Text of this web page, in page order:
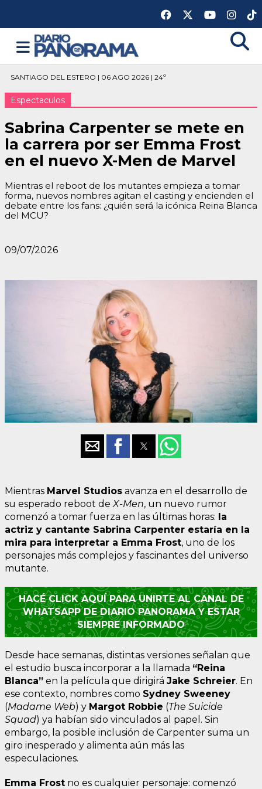
SANTIAGO DEL ESTERO | 06 AGO 2026 | 24º
Espectaculos
Sabrina Carpenter se mete en
la carrera por ser Emma Frost
en el nuevo X-Men de Marvel
Mientras el reboot de los mutantes empieza a tomar
forma, nuevos nombres agitan el casting y encienden el
debate entre los fans: ¿quién será la icónica Reina Blanca
del MCU?
09/07/2026
Mientras Marvel Studios avanza en el desarrollo de
su esperado reboot de X-Men, un nuevo rumor
comenzó a tomar fuerza en las últimas horas: la
actriz y cantante Sabrina Carpenter estaría en la
mira para interpretar a Emma Frost, uno de los
personajes más complejos y fascinantes del universo
mutante.
HACÉ CLICK AQUÍ PARA UNIRTE AL CANAL DE
WHATSAPP DE DIARIO PANORAMA Y ESTAR
SIEMPRE INFORMADO
Desde hace semanas, distintas versiones señalan que
el estudio busca incorporar a la llamada “Reina
Blanca” en la película que dirigirá Jake Schreier. En
ese contexto, nombres como Sydney Sweeney
(Madame Web) y Margot Robbie (The Suicide
Squad) ya habían sido vinculados al papel. Sin
embargo, la posible inclusión de Carpenter suma un
giro inesperado y alimenta aún más las
especulaciones.
Emma Frost no es cualquier personaje: comenzó